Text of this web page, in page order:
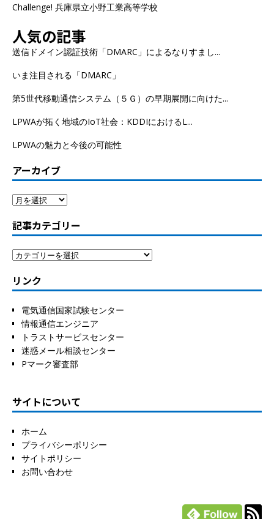
Challenge! 兵庫県立小野工業高等学校
人気の記事
送信ドメイン認証技術「DMARC」によるなりすまし...
いま注目される「DMARC」
第5世代移動通信システム（５Ｇ）の早期展開に向けた...
LPWAが拓く地域のIoT社会：KDDIにおけるL...
LPWAの魅力と今後の可能性
アーカイブ
記事カテゴリー
リンク
電気通信国家試験センター
情報通信エンジニア
トラストサービスセンター
迷惑メール相談センター
Pマーク審査部
サイトについて
ホーム
プライバシーポリシー
サイトポリシー
お問い合わせ